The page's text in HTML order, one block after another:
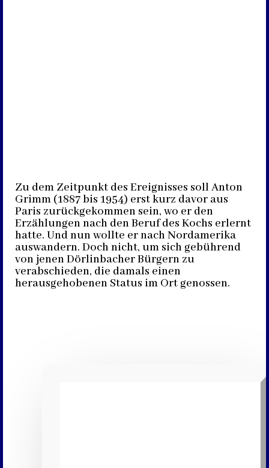
Zu dem Zeitpunkt des Ereignisses soll Anton
Grimm (1887 bis 1954) erst kurz davor aus
Paris zurückgekommen sein, wo er den
Erzählungen nach den Beruf des Kochs erlernt
hatte. Und nun wollte er nach Nordamerika
auswandern. Doch nicht, um sich gebührend
von jenen Dörlinbacher Bürgern zu
verabschieden, die damals einen
herausgehobenen Status im Ort genossen.